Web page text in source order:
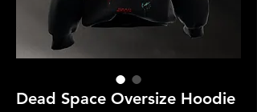
Dead Space Oversize Hoodie